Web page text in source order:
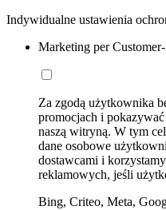
Indywidualne ustawienia
Marketing per
Za zgodą użytkownika
promocjach i
naszą witryną. W tym
dane osobowe
dostawcami i
reklamowych, jeśli
Bing, Criteo, Meta,